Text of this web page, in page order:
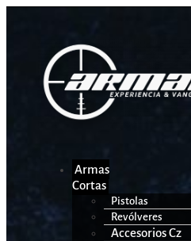
Armas
Cortas
Pistolas
Revólveres
Accesorios Cz